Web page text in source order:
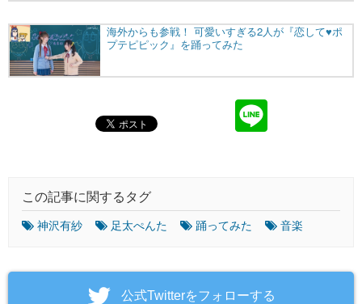
この記事に関するタグ
神沢有紗 足太ぺんた 踊ってみた 音楽
‎公式Twitterをフォローする